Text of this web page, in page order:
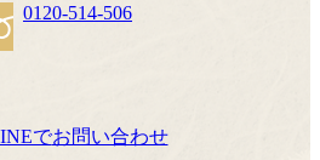
0120-514-506
でお問い合わせ